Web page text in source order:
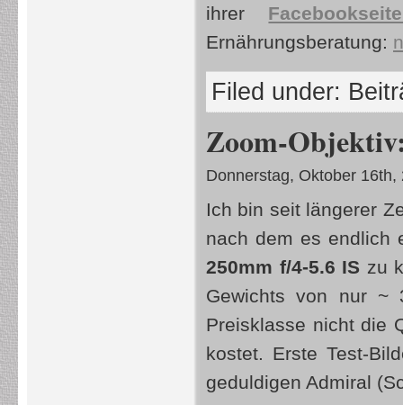
ihrer
Ernährungsberatung:
Filed under:
Zoom-
Donnerstag, Oktober 16th,
Ich bin seit längerer
nach dem es endlich
250mm f/4-5.6 IS zu
Gewichts von nur ~
Preisklasse nicht die
kostet. Erste Test-
geduldigen Admiral